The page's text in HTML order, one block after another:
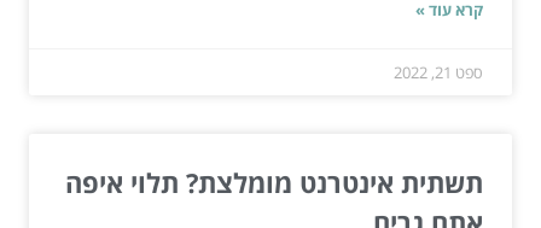
קרא עוד »
ספט 21, 2022
תשתית אינטרנט מומלצת? תלוי איפה